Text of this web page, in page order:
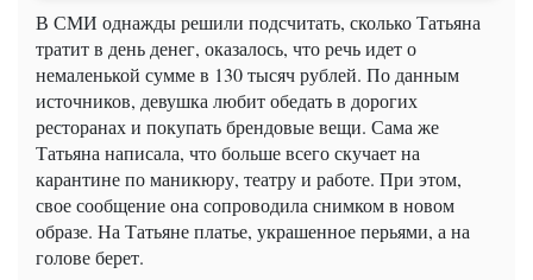
В СМИ однажды решили подсчитать, сколько Татьяна
тратит в день денег, оказалось, что речь идет о
немаленькой сумме в 130 тысяч рублей. По данным
источников, девушка любит обедать в дорогих
ресторанах и покупать брендовые вещи. Сама же
Татьяна написала, что больше всего скучает на
карантине по маникюру, театру и работе. При этом,
свое сообщение она сопроводила снимком в новом
образе. На Татьяне платье, украшенное перьями, а на
голове берет.